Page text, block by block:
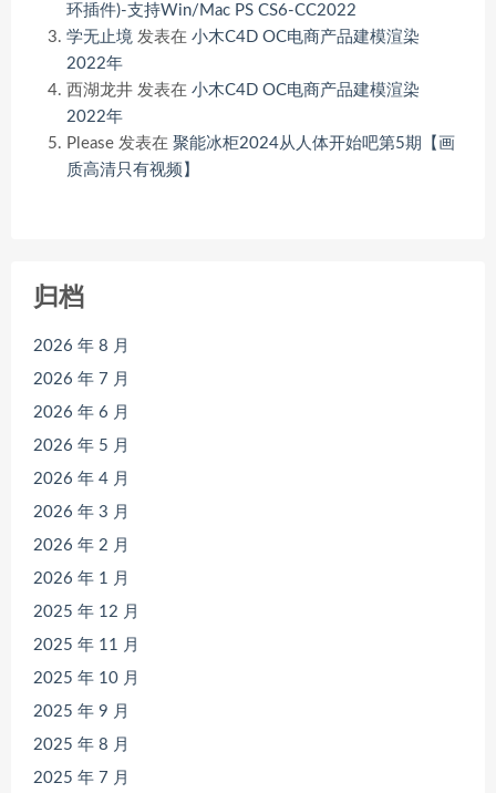
环插件)-支持Win/Mac PS CS6-CC2022
学无止境 发表在 小木C4D OC电商产品建模渲染
2022年
西湖龙井 发表在 小木C4D OC电商产品建模渲染
2022年
Please 发表在 聚能冰柜2024从人体开始吧第5期【画
质高清只有视频】
归档
2026 年 8 月
2026 年 7 月
2026 年 6 月
2026 年 5 月
2026 年 4 月
2026 年 3 月
2026 年 2 月
2026 年 1 月
2025 年 12 月
2025 年 11 月
2025 年 10 月
2025 年 9 月
2025 年 8 月
2025 年 7 月